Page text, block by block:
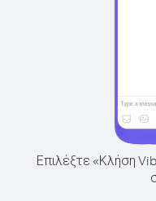
Επιλέξτε «Κλήση